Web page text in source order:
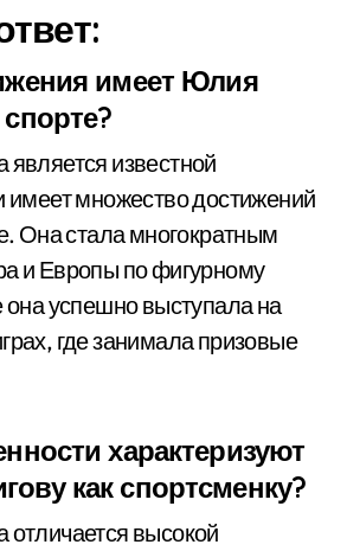
имеет Юлия
известной
имеет множество достижений
Она стала многократным
и Европы по фигурному
она успешно выступала на
где занимала призовые
характеризуют
как спортсменку?
высокой